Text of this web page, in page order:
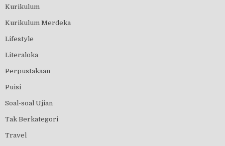
Kurikulum
Kurikulum Merdeka
Lifestyle
Literaloka
Perpustakaan
Puisi
Soal-soal Ujian
Tak Berkategori
Travel